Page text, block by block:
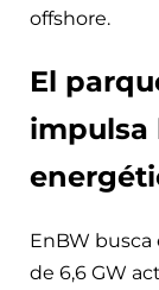
offshore.
El
impulsa
EnBW
de 6,6 GW